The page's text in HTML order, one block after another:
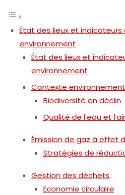
État des lieux et
environnement
État des lieux et
environnement
Contexte
Biodiversité en déclin
Qualité de l’eau et l’air
Émission de gaz à effet
Stratégies de
Gestion des déchets
Economie circulaire